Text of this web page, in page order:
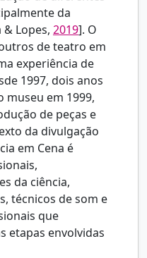
da
& Lopes, 2019]. O
de teatro em
experiência de
1997, dois anos
em 1999,
de peças e
da divulgação
em Cena é
da ciência,
técnicos de som e
que
etapas envolvidas